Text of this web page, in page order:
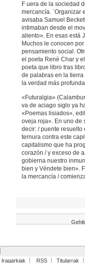
F uera de la sociedad
mercancía. `Organizar
avisaba Samuel
intimaban desde el
aliento». En esas está
Muchos le conocen
pensamiento social.
el poeta Renè Char y
poeta que libro tras
de palabras en la
la verdad más
«Futuralgia»
va de aciago siglo ya
«Poemas lisiados»,
oveja roja». En uno de
decir: / puente
ternura contra este
capitalismo que ha
corazón / y exceso de
gobierna nuestro
bien y Véndete bien».
la mercancía /
Iragarkiak RSS Titularrak